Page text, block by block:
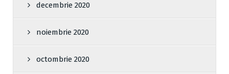
decembrie 2020
noiembrie 2020
octombrie 2020